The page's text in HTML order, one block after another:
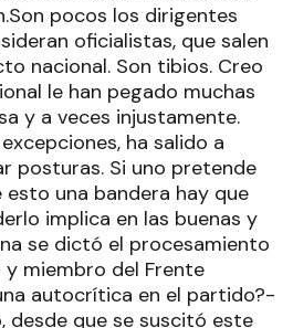
pocos los dirigentes
oficialistas, que salen
nacional. Son tibios. Creo
le han pegado muchas
y a veces injustamente.
ha salido a
posturas. Si uno pretende
una bandera hay que
implica en las buenas y
se dictó el procesamiento
miembro del Frente
autocrítica en el partido?-
desde que se suscitó este